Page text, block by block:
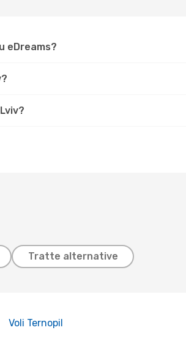
eDreams?
Tratte alternative
Voli Ternopil